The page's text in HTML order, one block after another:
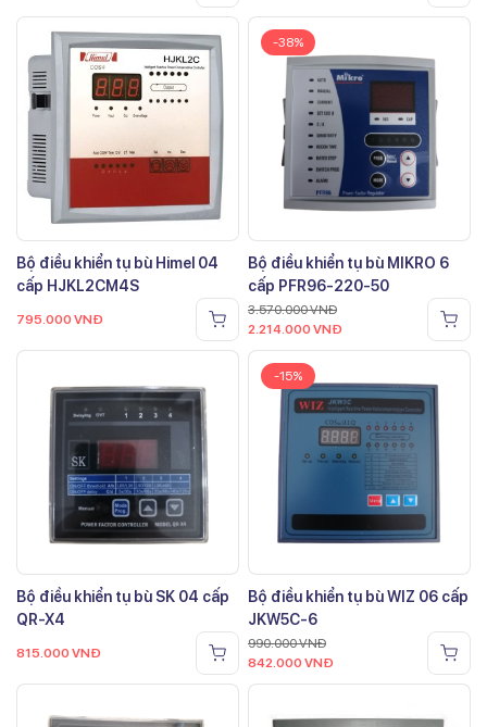
Bộ điều khiển tụ bù Himel 04
cấp HJKL2CM4S
795.000 VNĐ
-38%
Bộ điều khiển tụ bù MIKRO 6
cấp PFR96-220-50
3.570.000VNĐ
2.214.000 VNĐ
Bộ điều khiển tụ bù SK 04 cấp
QR-X4
815.000 VNĐ
-15%
Bộ điều khiển tụ bù WIZ 06 cấp
JKW5C-6
990.000VNĐ
842.000 VNĐ